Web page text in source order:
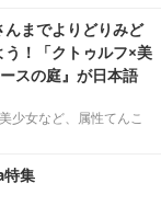
までよりどりみど
う！「クトゥルフ×美
スの庭』が日本語
少女など、属性てんこ
特集